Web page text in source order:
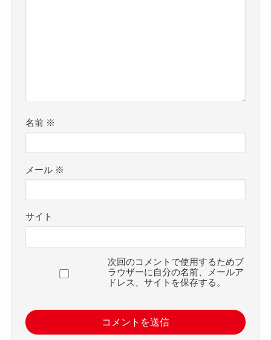
名前 ※
メール ※
サイト
次回のコメントで使用するためブ
ラウザーに自分の名前、メールア
ドレス、サイトを保存する。